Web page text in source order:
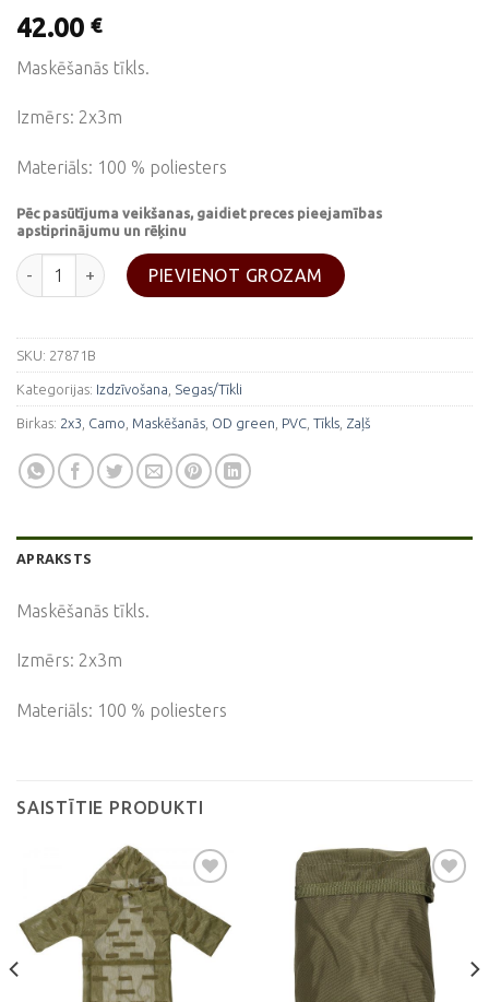
42.00 €
Maskēšanās tīkls.
Izmērs: 2x3m
Materiāls: 100 % poliesters
Pēc pasūtījuma veikšanas, gaidiet preces pieejamības
apstiprinājumu un rēķinu
Zaļš kamuflāžas tīkls 2x3m daudzums
PIEVIENOT GROZAM
SKU: 27871B
Kategorijas: Izdzīvošana Segas/Tīkli
Birkas: 2x3 Camo Maskēšanās OD green PVC Tīkls Zaļš
APRAKSTS
Maskēšanās tīkls.
Izmērs: 2x3m
Materiāls: 100 % poliesters
SAISTĪTIE PRODUKTI
Pievienot
vēlmju
sarakstam
Pievienot
vēlmju
sarakstam